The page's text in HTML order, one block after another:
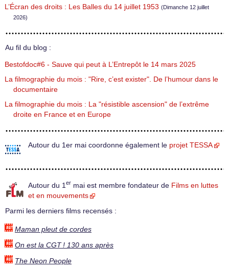
L’Écran des droits : Les Balles du 14 juillet 1953 (Dimanche 12 juillet
2026)
Au fil du blog :
Bestofdoc#6 - Sauve qui peut à L’Entrepôt le 14 mars 2025
La filmographie du mois : "Rire, c’est exister". De l’humour dans le
documentaire
La filmographie du mois : La "résistible ascension" de l’extrême
droite en France et en Europe
Autour du 1er mai coordonne également le projet TESSA
Autour du 1 er mai est membre fondateur de Films en luttes
et en mouvements
Parmi les derniers films recensés :
Maman pleut de cordes
On est la CGT ! 130 ans après
The Neon People